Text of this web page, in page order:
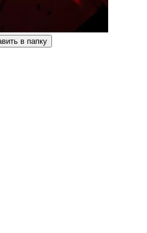
в папку